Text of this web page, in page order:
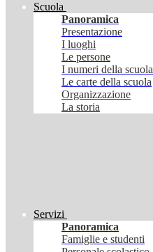
Scuola
Panoramica
Presentazione
I luoghi
Le persone
I numeri della scuola
Le carte della scuola
Organizzazione
La storia
Servizi
Panoramica
Famiglie e studenti